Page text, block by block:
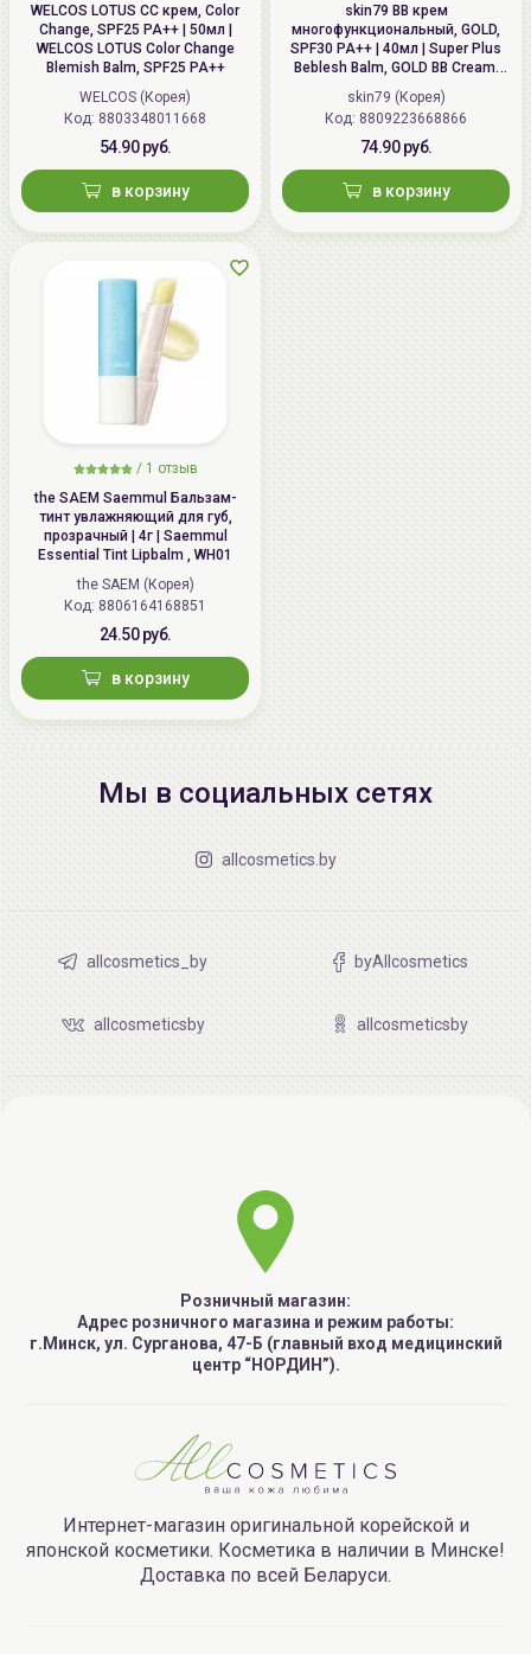
WELCOS LOTUS СС крем, Color
Change, SPF25 PA++ | 50мл |
WELCOS LOTUS Color Change
Blemish Balm, SPF25 PA++
WELCOS (Корея)
Код: 8803348011668
54.90 руб.
в корзину
skin79 ВВ крем
многофункциональный, GOLD,
SPF30 PA++ | 40мл | Super Plus
Beblesh Balm, GOLD BB Cream,
SPF30 PA++
skin79 (Корея)
Код: 8809223668866
74.90 руб.
в корзину
/ 1 отзыв
the SAEM Saemmul Бальзам-
тинт увлажняющий для губ,
прозрачный | 4г | Saemmul
Essential Tint Lipbalm , WH01
the SAEM (Корея)
Код: 8806164168851
24.50 руб.
в корзину
Мы в социальных сетях
allcosmetics.by
allcosmetics_by byAllcosmetics
allcosmeticsby allcosmeticsby
Розничный магазин:
Адрес розничного магазина и режим работы:
г.Минск, ул. Сурганова, 47-Б (главный вход медицинский
центр “НОРДИН”).
Интернет-магазин оригинальной корейской и
японской косметики. Косметика в наличии в Минске!
Доставка по всей Беларуси.